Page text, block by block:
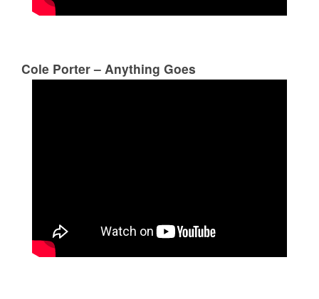
Cole Porter – Anything Goes